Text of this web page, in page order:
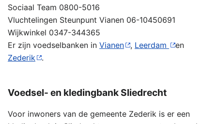
Sociaal Team 0800-5016
Vluchtelingen Steunpunt Vianen 06-10450691
Wijkwinkel 0347-344365
Er zijn voedselbanken in Vianen , Leerdam
en
Zederik
.
Voedsel- en kledingbank Sliedrecht
Voor inwoners van de gemeente Zederik is er een